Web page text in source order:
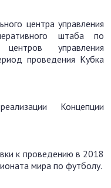
центра управления
штаба по
управления
проведения Кубка
Концепции
к проведению в 2018
мира по футболу.